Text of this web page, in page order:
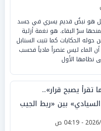
بل هو نبضٌ قديم يسري في جسد
سرّ البقاء. هو نغمة أزلية
الحكايات كما تنبت السنابل
الماء ليس عنصراً مادياً فحسب
نظامها الأول
تقرأ يصبح قرار»..
بين «ربط الجيب